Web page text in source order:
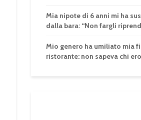
Mia nipote di 6 anni mi ha
dalla bara: “Non fargli
Mio genero ha umiliato mia
ristorante: non sapeva chi